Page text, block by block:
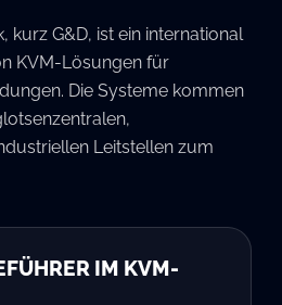
kurz G&D, ist ein international
KVM-Lösungen für
Die Systeme kommen
Leitstellen zum
IM KVM-